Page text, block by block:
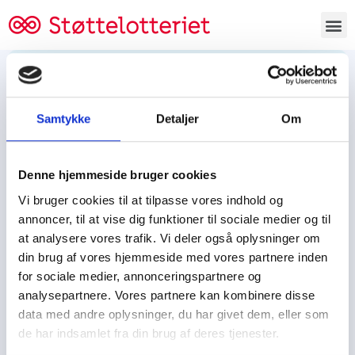
Samtykke Detaljer Om
Denne hjemmeside bruger cookies
Vi bruger cookies til at tilpasse vores indhold og
annoncer, til at vise dig funktioner til sociale medier og til
at analysere vores trafik. Vi deler også oplysninger om
din brug af vores hjemmeside med vores partnere inden
for sociale medier, annonceringspartnere og
analysepartnere. Vores partnere kan kombinere disse
data med andre oplysninger, du har givet dem, eller som
de har indsamlet fra din brug af deres tjenester.
Tjen penge og støt
Tjen penge til:
Spejdere/spejdergruppen/FDF’ere, m.fl.
Kontor
Tjenpengeogstoet.dk
Ejby Industrivej 91
DK – 2600 Glostrup
CVR: 19347508